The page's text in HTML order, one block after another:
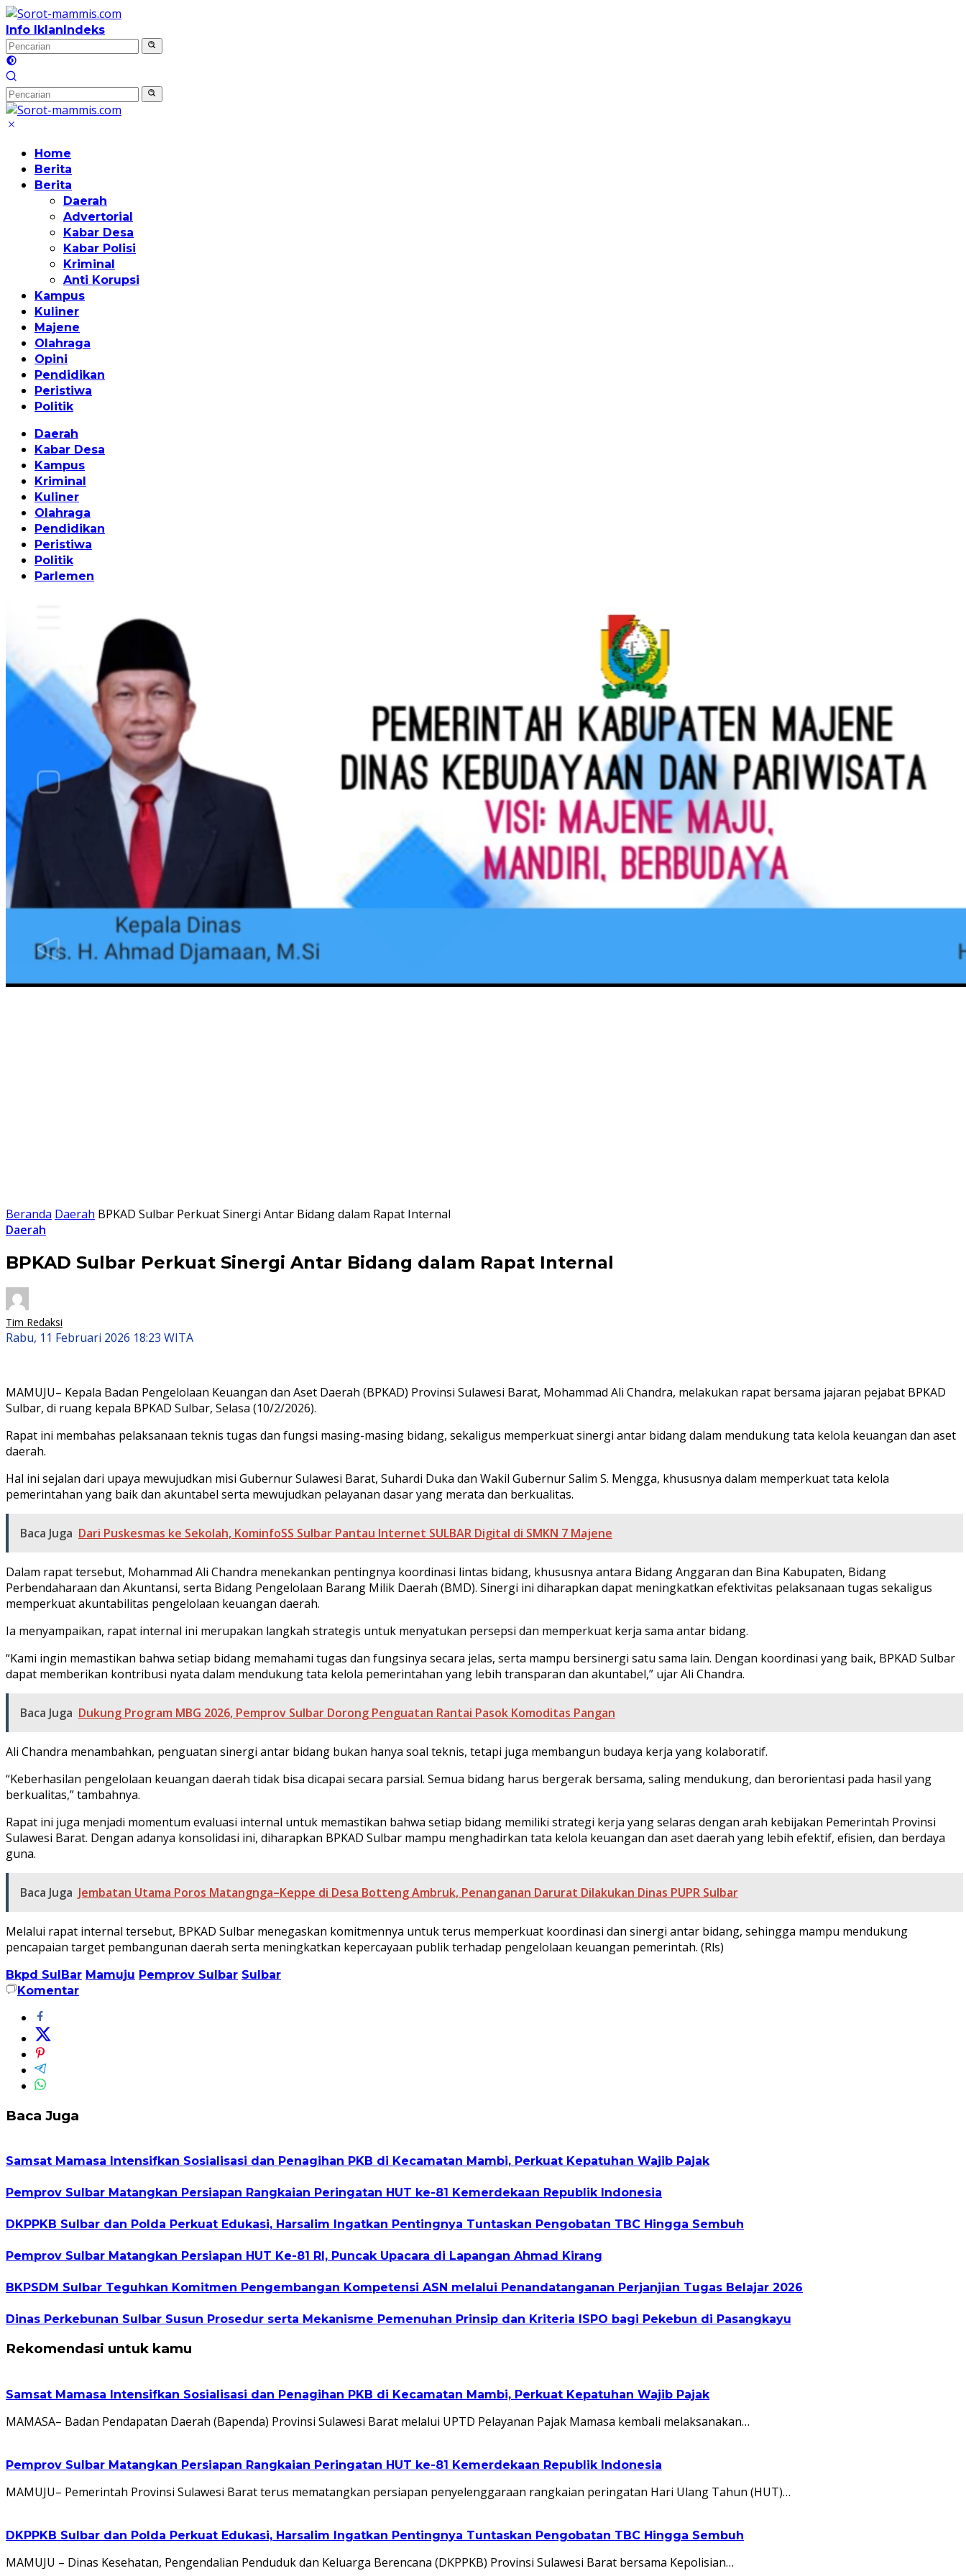
Langsung
ke
konten
Info IklanIndeks
Home
Berita
Berita
Daerah
Advertorial
Kabar Desa
Kabar Polisi
Kriminal
Anti Korupsi
Kampus
Kuliner
Majene
Olahraga
Opini
Pendidikan
Peristiwa
Politik
Daerah
Kabar Desa
Kampus
Kriminal
Kuliner
Olahraga
Pendidikan
Peristiwa
Politik
Parlemen
Beranda Daerah BPKAD Sulbar Perkuat Sinergi Antar Bidang dalam Rapat Internal
Daerah
BPKAD Sulbar Perkuat Sinergi Antar Bidang dalam Rapat Internal
Tim Redaksi
Rabu, 11 Februari 2026 18:23 WITA
MAMUJU– Kepala Badan Pengelolaan Keuangan dan Aset Daerah (BPKAD) Provinsi Sulawesi Barat, Mohammad Ali Chandra, melakukan rapat bersama jajaran pejabat BPKAD
Sulbar, di ruang kepala BPKAD Sulbar, Selasa (10/2/2026).
Rapat ini membahas pelaksanaan teknis tugas dan fungsi masing-masing bidang, sekaligus memperkuat sinergi antar bidang dalam mendukung tata kelola keuangan dan aset
daerah.
Hal ini sejalan dari upaya mewujudkan misi Gubernur Sulawesi Barat, Suhardi Duka dan Wakil Gubernur Salim S. Mengga, khususnya dalam memperkuat tata kelola
pemerintahan yang baik dan akuntabel serta mewujudkan pelayanan dasar yang merata dan berkualitas.
Baca Juga Dari Puskesmas ke Sekolah, KominfoSS Sulbar Pantau Internet SULBAR Digital di SMKN 7 Majene
Dalam rapat tersebut, Mohammad Ali Chandra menekankan pentingnya koordinasi lintas bidang, khususnya antara Bidang Anggaran dan Bina Kabupaten, Bidang
Perbendaharaan dan Akuntansi, serta Bidang Pengelolaan Barang Milik Daerah (BMD). Sinergi ini diharapkan dapat meningkatkan efektivitas pelaksanaan tugas sekaligus
memperkuat akuntabilitas pengelolaan keuangan daerah.
Ia menyampaikan, rapat internal ini merupakan langkah strategis untuk menyatukan persepsi dan memperkuat kerja sama antar bidang.
“Kami ingin memastikan bahwa setiap bidang memahami tugas dan fungsinya secara jelas, serta mampu bersinergi satu sama lain. Dengan koordinasi yang baik, BPKAD Sulbar
dapat memberikan kontribusi nyata dalam mendukung tata kelola pemerintahan yang lebih transparan dan akuntabel,” ujar Ali Chandra.
Baca Juga Dukung Program MBG 2026, Pemprov Sulbar Dorong Penguatan Rantai Pasok Komoditas Pangan
Ali Chandra menambahkan, penguatan sinergi antar bidang bukan hanya soal teknis, tetapi juga membangun budaya kerja yang kolaboratif.
“Keberhasilan pengelolaan keuangan daerah tidak bisa dicapai secara parsial. Semua bidang harus bergerak bersama, saling mendukung, dan berorientasi pada hasil yang
berkualitas,” tambahnya.
Rapat ini juga menjadi momentum evaluasi internal untuk memastikan bahwa setiap bidang memiliki strategi kerja yang selaras dengan arah kebijakan Pemerintah Provinsi
Sulawesi Barat. Dengan adanya konsolidasi ini, diharapkan BPKAD Sulbar mampu menghadirkan tata kelola keuangan dan aset daerah yang lebih efektif, efisien, dan berdaya
guna.
Baca Juga Jembatan Utama Poros Matangnga–Keppe di Desa Botteng Ambruk, Penanganan Darurat Dilakukan Dinas PUPR Sulbar
Melalui rapat internal tersebut, BPKAD Sulbar menegaskan komitmennya untuk terus memperkuat koordinasi dan sinergi antar bidang, sehingga mampu mendukung
pencapaian target pembangunan daerah serta meningkatkan kepercayaan publik terhadap pengelolaan keuangan pemerintah. (Rls)
Bkpd SulBar Mamuju Pemprov Sulbar Sulbar
Komentar
Baca Juga
Samsat Mamasa Intensifkan Sosialisasi dan Penagihan PKB di Kecamatan Mambi, Perkuat Kepatuhan Wajib Pajak
Pemprov Sulbar Matangkan Persiapan Rangkaian Peringatan HUT ke-81 Kemerdekaan Republik Indonesia
DKPPKB Sulbar dan Polda Perkuat Edukasi, Harsalim Ingatkan Pentingnya Tuntaskan Pengobatan TBC Hingga Sembuh
Pemprov Sulbar Matangkan Persiapan HUT Ke-81 RI, Puncak Upacara di Lapangan Ahmad Kirang
BKPSDM Sulbar Teguhkan Komitmen Pengembangan Kompetensi ASN melalui Penandatanganan Perjanjian Tugas Belajar 2026
Dinas Perkebunan Sulbar Susun Prosedur serta Mekanisme Pemenuhan Prinsip dan Kriteria ISPO bagi Pekebun di Pasangkayu
Rekomendasi untuk kamu
Samsat Mamasa Intensifkan Sosialisasi dan Penagihan PKB di Kecamatan Mambi, Perkuat Kepatuhan Wajib Pajak
MAMASA– Badan Pendapatan Daerah (Bapenda) Provinsi Sulawesi Barat melalui UPTD Pelayanan Pajak Mamasa kembali melaksanakan…
Pemprov Sulbar Matangkan Persiapan Rangkaian Peringatan HUT ke-81 Kemerdekaan Republik Indonesia
MAMUJU– Pemerintah Provinsi Sulawesi Barat terus mematangkan persiapan penyelenggaraan rangkaian peringatan Hari Ulang Tahun (HUT)…
DKPPKB Sulbar dan Polda Perkuat Edukasi, Harsalim Ingatkan Pentingnya Tuntaskan Pengobatan TBC Hingga Sembuh
MAMUJU – Dinas Kesehatan, Pengendalian Penduduk dan Keluarga Berencana (DKPPKB) Provinsi Sulawesi Barat bersama Kepolisian…